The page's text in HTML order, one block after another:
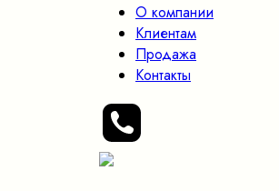
О компании
Клиентам
Продажа
Контакты